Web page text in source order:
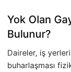
Yok Olan
Bulunur?
Daireler, iş
buharlaşması